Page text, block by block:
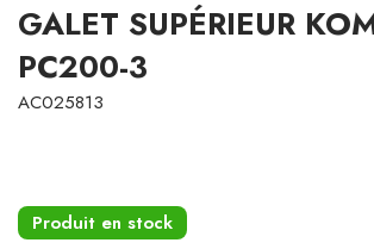
GALET SUPÉRIEUR
PC200-3
AC025813
Produit en stock